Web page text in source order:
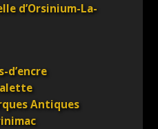
d’Orsinium-La-
d’encre
Antiques